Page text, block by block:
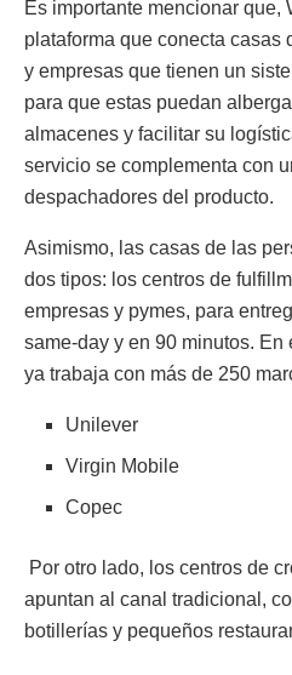
Es importante mencionar que,
plataforma que conecta casas
y empresas que tienen un
para que estas puedan
almacenes y facilitar su
servicio se complementa con
despachadores del producto.
Asimismo, las casas de las
dos tipos: los centros de
empresas y pymes, para
same-day y en 90 minutos. En
ya trabaja con más de 250
Unilever
Virgin Mobile
Copec
Por otro lado, los centros de
apuntan al canal tradicional,
botillerías y pequeños